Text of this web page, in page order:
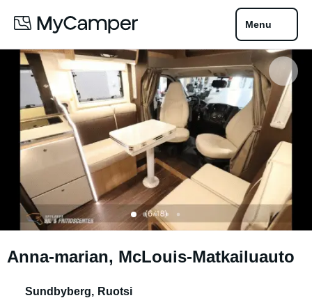
Menu
Anna-marian, McLouis-Matkailuauto
Sundbyberg, Ruotsi